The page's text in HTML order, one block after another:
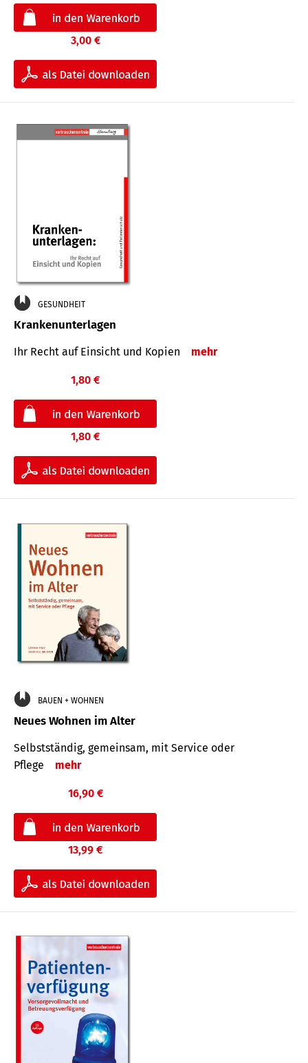
3,00 €
GESUNDHEIT
Krankenunterlagen
Ihr Recht auf Einsicht und Kopien mehr
1,80 €
1,80 €
BAUEN + WOHNEN
Neues Wohnen im Alter
Selbstständig, gemeinsam, mit Service oder
Pflege
mehr
16,90 €
13,99 €